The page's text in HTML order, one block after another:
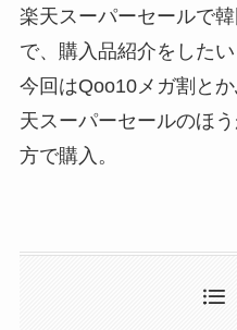
楽天スーパーセールで
で、購入品紹介をしたい
今回はQoo10メガ割と
天スーパーセールのほ
方で購入。